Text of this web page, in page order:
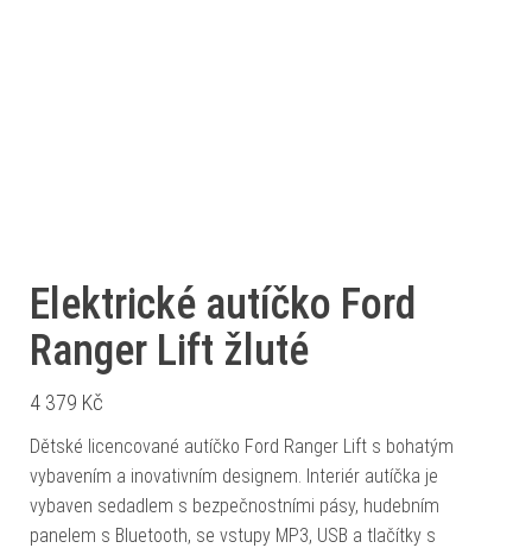
Elektrické autíčko Ford
Ranger Lift žluté
4 379 Kč
Dětské licencované autíčko Ford Ranger Lift s bohatým
vybavením a inovativním designem. Interiér autíčka je
vybaven sedadlem s bezpečnostními pásy, hudebním
panelem s Bluetooth, se vstupy MP3, USB a tlačítky s